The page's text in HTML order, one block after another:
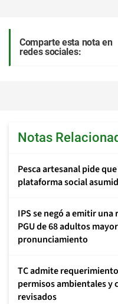
Comparte esta nota en
redes sociales:
Notas
Pesca artesanal pide
plataforma social
IPS se negó a emitir
PGU de 68 adultos
pronunciamiento
TC admite
permisos ambientales y
revisados